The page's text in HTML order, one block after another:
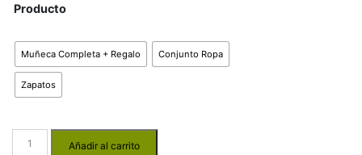
Producto
Muñeca Completa + Regalo Conjunto Ropa
Zapatos
Añadir al carrito